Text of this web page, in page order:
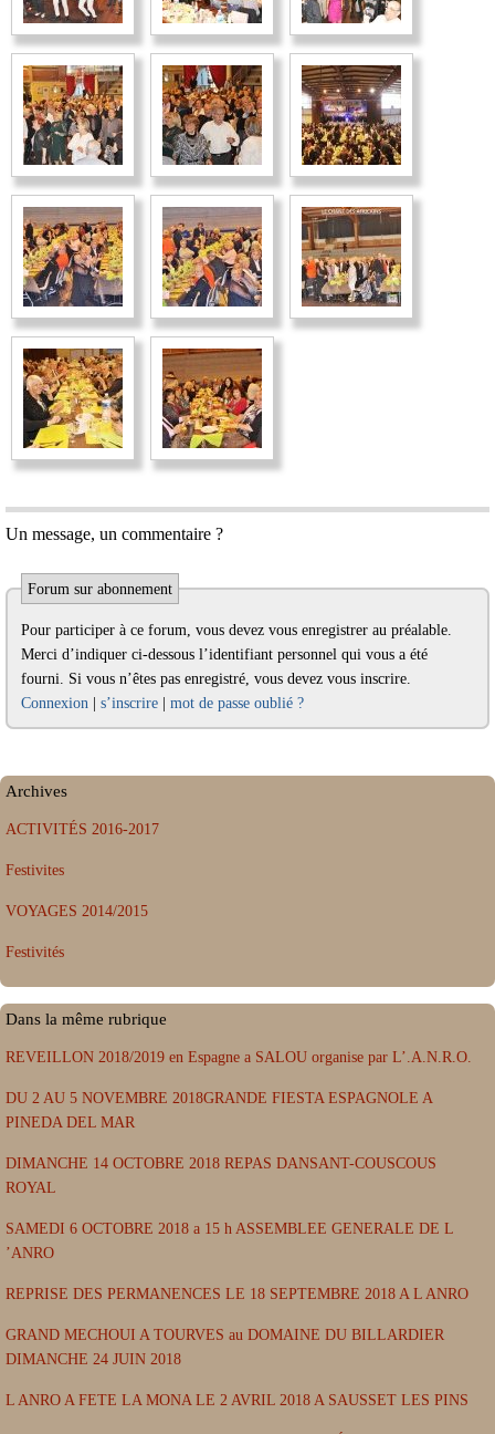
Un message, un commentaire ?
Forum sur abonnement
Pour participer à ce forum, vous devez vous enregistrer au préalable.
Merci d’indiquer ci-dessous l’identifiant personnel qui vous a été
fourni. Si vous n’êtes pas enregistré, vous devez vous inscrire.
Connexion | s’inscrire | mot de passe oublié ?
Archives
ACTIVITÉS 2016-2017
Festivites
VOYAGES 2014/2015
Festivités
Dans la même rubrique
REVEILLON 2018/2019 en Espagne a SALOU organise par L’.A.N.R.O.
DU 2 AU 5 NOVEMBRE 2018GRANDE FIESTA ESPAGNOLE A
PINEDA DEL MAR
DIMANCHE 14 OCTOBRE 2018 REPAS DANSANT-COUSCOUS
ROYAL
SAMEDI 6 OCTOBRE 2018 a 15 h ASSEMBLEE GENERALE DE L
’ANRO
REPRISE DES PERMANENCES LE 18 SEPTEMBRE 2018 A L ANRO
GRAND MECHOUI A TOURVES au DOMAINE DU BILLARDIER
DIMANCHE 24 JUIN 2018
L ANRO A FETE LA MONA LE 2 AVRIL 2018 A SAUSSET LES PINS